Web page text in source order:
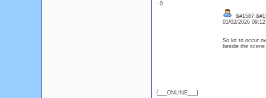
: 0
{___ONLINE___}
01/02/2026
So lot to occur
beside the